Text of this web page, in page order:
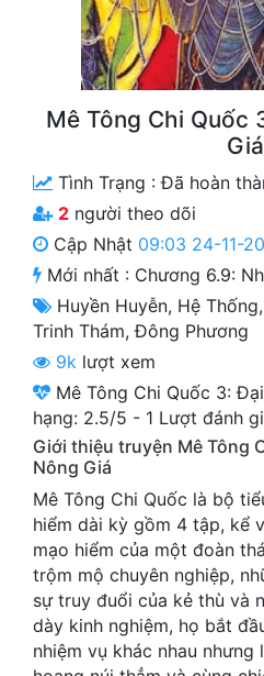
Truyện Nhập Môn
Truyện ngắn
Xa Lộ Dịch
Cung Đấu
Cạnh Kỹ
Cổ Tiên Hiệp
Cổ Đại
Du Hí
Dã Sử
Dị Giới
Dị Năng
Gia Đấu
Góc Nhìn Nam
Góc Nhìn Nữ
Mê Tông Chi Quốc
Giá
Tình Trạng :Đã hoàn
2 người theo dõi
Cập Nhật 09:03 24-11-
Mới nhất : Chương 6.9:
Huyền Huyễn, Hệ Thống,
Trinh Thám,Đông Phương
9k lượt xem
Mê Tông Chi Quốc 3:
hạng: 2.5/5 - 1 Lượt đánh
Giới thiệu truyện Mê Tông
Nông Giá
Mê Tông Chi Quốc là bộ
hiểm dài kỳ gồm 4 tập, kể
mạo hiểm của một đoàn
trộm mộ chuyên nghiệp,
sự truy đuổi của kẻ thù và
dày kinh nghiệm, họ bắt
nhiệm vụ khác nhau